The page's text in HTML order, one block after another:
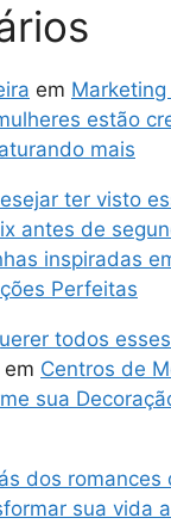
em
estão
mais
ter visto
antes de
inspiradas
Perfeitas
todos
em Centros de
sua
dos romances
sua vida